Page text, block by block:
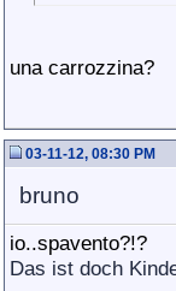
una carrozzina?
03-11-12, 08:30 PM
bruno
io..spavento?!?
Das ist doch